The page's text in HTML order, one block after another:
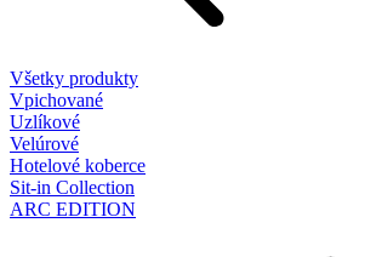
Všetky produkty
Vpichované
Uzlíkové
Velúrové
Hotelové koberce
Sit-in Collection
ARC EDITION